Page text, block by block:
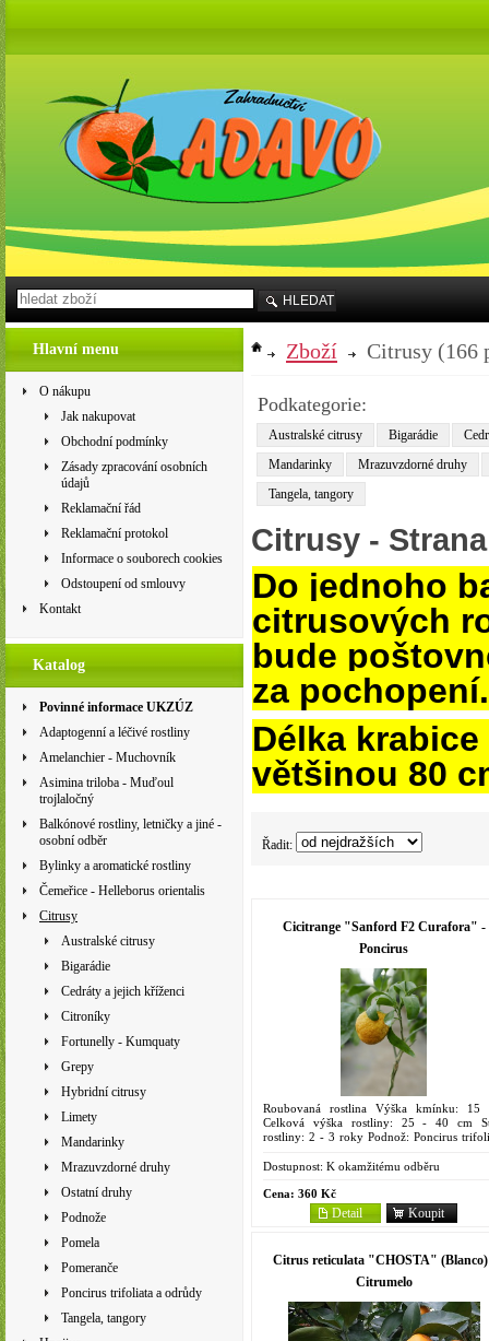
Hlavní menu
O nákupu
Jak nakupovat
Obchodní podmínky
Zásady zpracování osobních
údajů
Reklamační řád
Reklamační protokol
Informace o souborech cookies
Odstoupení od smlouvy
Kontakt
Katalog
Povinné informace UKZÚZ
Adaptogenní a léčivé rostliny
Amelanchier - Muchovník
Asimina triloba - Muďoul
trojlaločný
Balkónové rostliny, letničky a jiné -
osobní odběr
Bylinky a aromatické rostliny
Čemeřice - Helleborus orientalis
Citrusy
Australské citrusy
Bigarádie
Cedráty a jejich kříženci
Citroníky
Fortunelly - Kumquaty
Grepy
Hybridní citrusy
Limety
Mandarinky
Mrazuvzdorné druhy
Ostatní druhy
Podnože
Pomela
Pomeranče
Poncirus trifoliata a odrůdy
Tangela, tangory
Zboží Citrusy (166
Podkategorie:
Australské citrusy Bigarádie
Mandarinky
Mrazuvzdorné druhy
Tangela, tangory
Citrusy -
Do jednoho
citrusových
bude
za pochopení.
Délka
většinou 80
Řadit:
Cicitrange "Sanford F2 Curafora" -
Poncirus
Roubovaná rostlina Výška kmínku: 15
Celková výška rostliny: 25 - 40 cm
rostliny: 2 - 3 roky Podnož: Poncirus
Curafora...
Dostupnost: K okamžitému odběru
Cena: 360 Kč
Koupit
Detail
Citrus reticulata "CHOSTA"
Citrumelo
HLEDAT